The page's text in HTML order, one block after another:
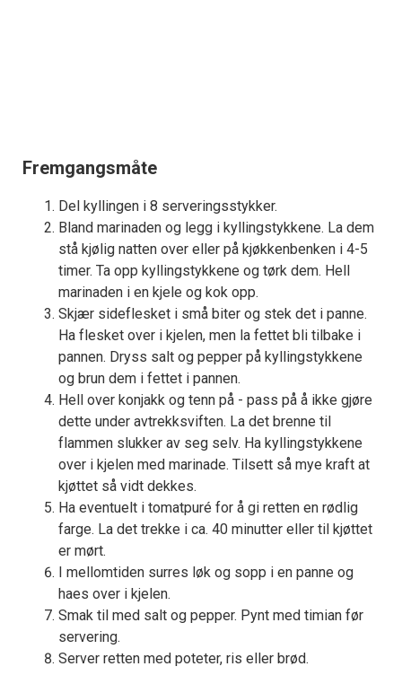
Fremgangsmåte
Del kyllingen i 8 serveringsstykker.
Bland marinaden og legg i kyllingstykkene. La dem
stå kjølig natten over eller på kjøkkenbenken i 4-5
timer. Ta opp kyllingstykkene og tørk dem. Hell
marinaden i en kjele og kok opp.
Skjær sideflesket i små biter og stek det i panne.
Ha flesket over i kjelen, men la fettet bli tilbake i
pannen. Dryss salt og pepper på kyllingstykkene
og brun dem i fettet i pannen.
Hell over konjakk og tenn på - pass på å ikke gjøre
dette under avtrekksviften. La det brenne til
flammen slukker av seg selv. Ha kyllingstykkene
over i kjelen med marinade. Tilsett så mye kraft at
kjøttet så vidt dekkes.
Ha eventuelt i tomatpuré for å gi retten en rødlig
farge. La det trekke i ca. 40 minutter eller til kjøttet
er mørt.
I mellomtiden surres løk og sopp i en panne og
haes over i kjelen.
Smak til med salt og pepper. Pynt med timian før
servering.
Server retten med poteter, ris eller brød.